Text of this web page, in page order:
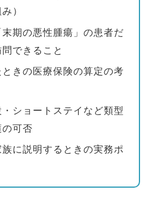
）
期の悪性腫瘍」の患者だ
できること
きの医療保険の算定の考
ショートステイなど類型
可否
に説明するときの実務ポ